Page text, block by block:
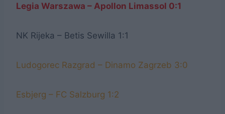
Legia Warszawa – Apollon Limassol 0:1
NK Rijeka – Betis Sewilla 1:1
Ludogorec Razgrad – Dinamo Zagrzeb 3:0
Esbjerg – FC Salzburg 1:2